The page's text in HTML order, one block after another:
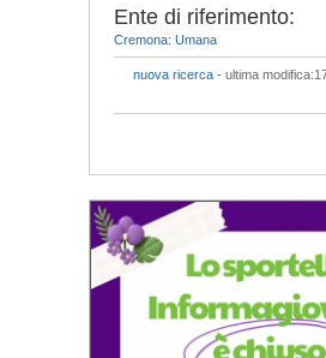
Ente di riferimento:
Cremona: Umana
nuova ricerca - ultima